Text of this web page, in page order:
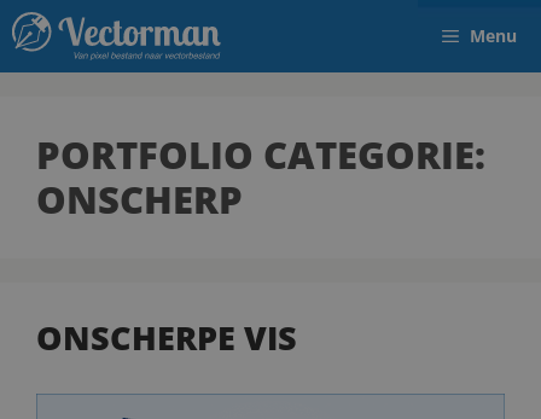
Menu
PORTFOLIO CATEGORIE:
ONSCHERP
ONSCHERPE VIS